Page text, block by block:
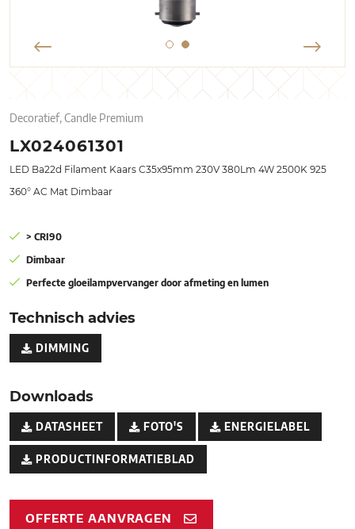
Decoratief, Candle Premium
LX024061301
LED Ba22d Filament Kaars C35x95mm 230V 380Lm 4W 2500K 925
360° AC Mat Dimbaar
> CRI90
Dimbaar
Perfecte gloeilampvervanger door afmeting en lumen
Technisch advies
DIMMING
Downloads
DATASHEET FOTO'S ENERGIELABEL
PRODUCTINFORMATIEBLAD
OFFERTE AANVRAGEN